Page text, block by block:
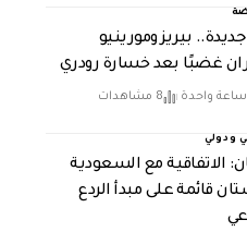
جديدة.. بيريز ومورينيو
غضبًا بعد خسارة رودري
واحدة 8 مشاهدات
ودولي
الاتفاقية مع السعودية
قائمة على مبدأ الردع